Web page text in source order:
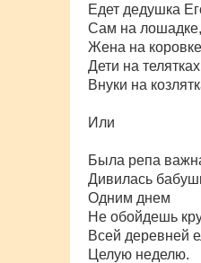
Едет дедушка
Сам на лошадке,
Жена на
Дети на
Внуки на
Или
Была репа
Дивилась
Одним днем
Не обойдешь
Всей деревней
Целую неделю.